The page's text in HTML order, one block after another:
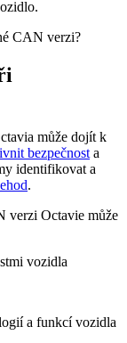
může dojít k
bezpečnost a
identifikovat a
.
verzi Octavie může
vozidla
​a funkcí vozidla